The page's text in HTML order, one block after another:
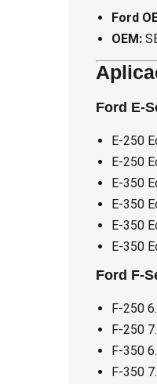
Ford
OEM:
Ford E-
E-250
E-250
E-350
E-350
E-350
E-350
Ford F-
F-250
F-250
F-350
F-350